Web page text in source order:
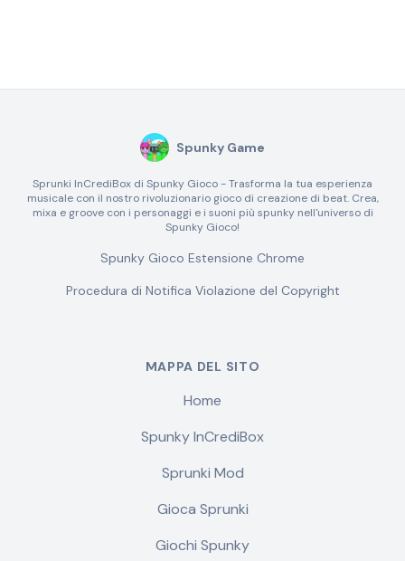
Spunky Game
Sprunki InCrediBox di Spunky Gioco - Trasforma la tua esperienza
musicale con il nostro rivoluzionario gioco di creazione di beat. Crea,
mixa e groove con i personaggi e i suoni più spunky nell'universo di
Spunky Gioco!
Spunky Gioco Estensione Chrome
Procedura di Notifica Violazione del Copyright
MAPPA DEL SITO
Home
Spunky InCrediBox
Sprunki Mod
Gioca Sprunki
Giochi Spunky